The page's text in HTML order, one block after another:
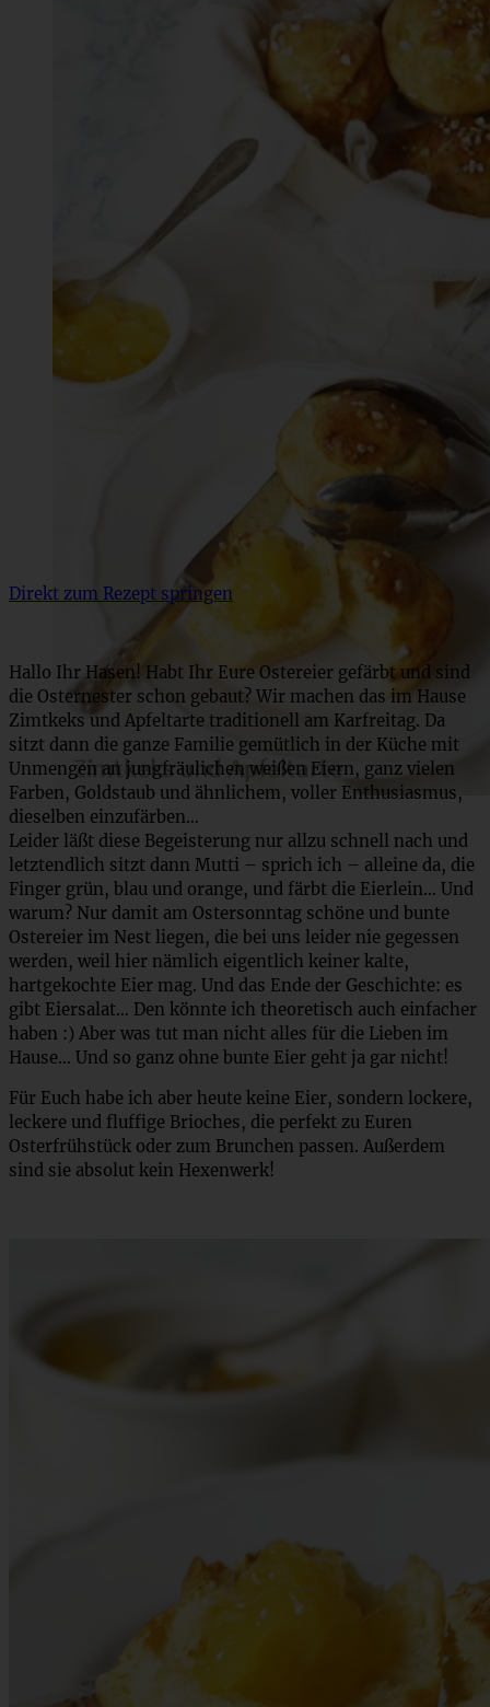
Direkt zum Rezept springen
Hallo Ihr Hasen! Habt Ihr Eure Ostereier gefärbt und sind
die Osternester schon gebaut? Wir machen das im Hause
Zimtkeks und Apfeltarte traditionell am Karfreitag. Da
sitzt dann die ganze Familie gemütlich in der Küche mit
Unmengen an jungfräulichen weißen Eiern, ganz vielen
Farben, Goldstaub und ähnlichem, voller Enthusiasmus,
dieselben einzufärben…
Leider läßt diese Begeisterung nur allzu schnell nach und
letztendlich sitzt dann Mutti – sprich ich – alleine da, die
Finger grün, blau und orange, und färbt die Eierlein… Und
warum? Nur damit am Ostersonntag schöne und bunte
Ostereier im Nest liegen, die bei uns leider nie gegessen
werden, weil hier nämlich eigentlich keiner kalte,
hartgekochte Eier mag. Und das Ende der Geschichte: es
gibt Eiersalat… Den könnte ich theoretisch auch einfacher
haben :) Aber was tut man nicht alles für die Lieben im
Hause… Und so ganz ohne bunte Eier geht ja gar nicht!
Für Euch habe ich aber heute keine Eier, sondern lockere,
leckere und fluffige Brioches, die perfekt zu Euren
Osterfrühstück oder zum Brunchen passen. Außerdem
sind sie absolut kein Hexenwerk!